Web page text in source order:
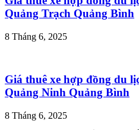
Quảng Trạch Quảng Bình
8 Tháng 6, 2025
Giá thuê xe hợp đồng du
Quảng Ninh Quảng Bình
8 Tháng 6, 2025